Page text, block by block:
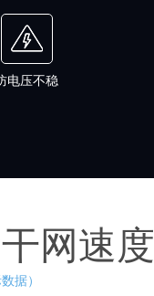
电压不稳
网速度
据）